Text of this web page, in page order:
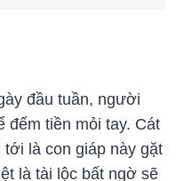
đầu tuần, người
đếm tiền mỏi tay. Cát
là con giáp này gặt
là tài lộc bất ngờ sẽ